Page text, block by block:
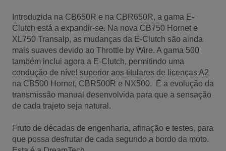
Introduzida na CB650R e na CBR650R, a gama E-
Clutch está a expandir-se. Na nova CB750 Hornet e
XL750 Transalp, as mudanças da E-Clutch são ainda
mais suaves devido ao Throttle by Wire. A gama 500
também inclui agora a E-Clutch, permitindo uma
condução de nível superior aos titulares de licenças A2
na CB500 Hornet, CBR500R e NX500. É a evolução da
transmissão manual desenvolvida para que a sensação
de cada trajeto seja natural.
Fruto de décadas de engenharia, afinação e testes, para
que possa desfrutar de cada segundo a bordo da moto.